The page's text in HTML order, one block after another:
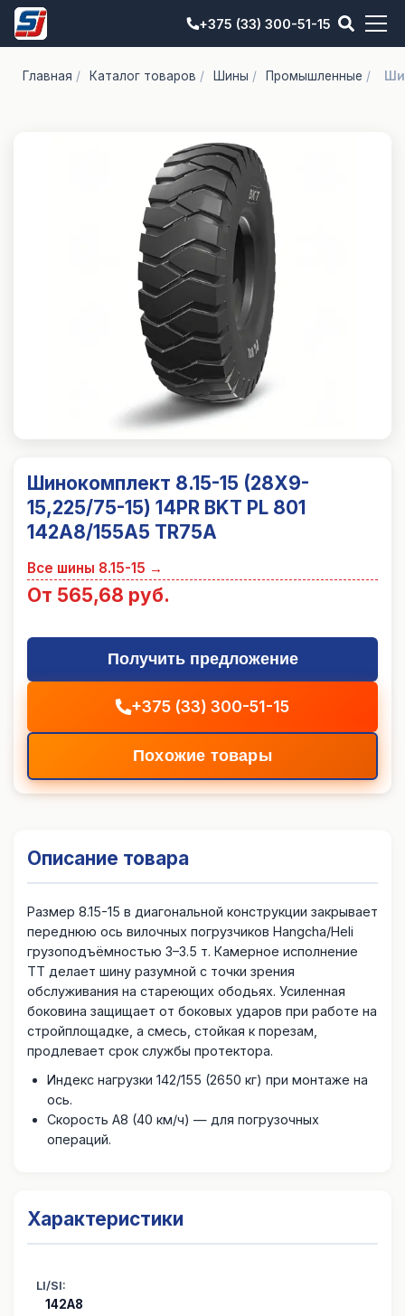
+375 (33) 300-51-15
Главная / Каталог товаров / Шины / Промышленные /
Шинокомплект 8.15-15 (28X9-
15,225/75-15) 14PR BKT PL 801
142A8/155A5 TR75A
Все шины 8.15-15 →
От 565,68 руб.
Получить предложение
+375 (33) 300-51-15
Похожие товары
Описание товара
Размер 8.15-15 в диагональной конструкции закрывает
переднюю ось вилочных погрузчиков Hangcha/Heli
грузоподъёмностью 3–3.5 т. Камерное исполнение
TT делает шину разумной с точки зрения
обслуживания на стареющих ободьях. Усиленная
боковина защищает от боковых ударов при работе на
стройплощадке, а смесь, стойкая к порезам,
продлевает срок службы протектора.
Индекс нагрузки 142/155 (2650 кг) при монтаже на
ось.
Скорость A8 (40 км/ч) — для погрузочных
операций.
Характеристики
LI/SI:
142A8